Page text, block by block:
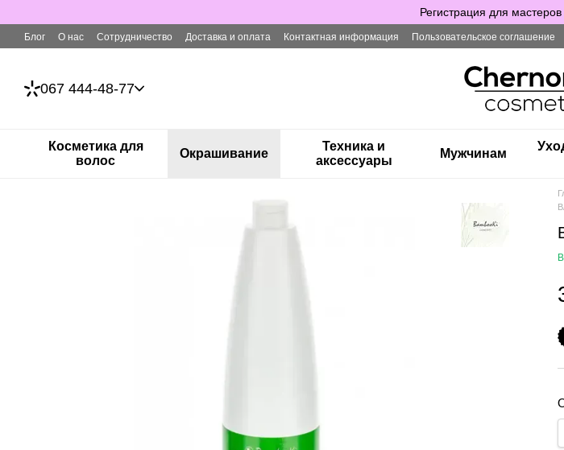
Регистрация для
Блог О нас Сотрудничество Доставка и оплата Контактная информация Пользовательское соглашение
067 444-48-77
Косметика для
волос
Окрашивание
Техника и
аксессуары
Мужчинам